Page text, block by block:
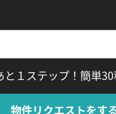
と１ステップ！簡単30
物件リクエストをす